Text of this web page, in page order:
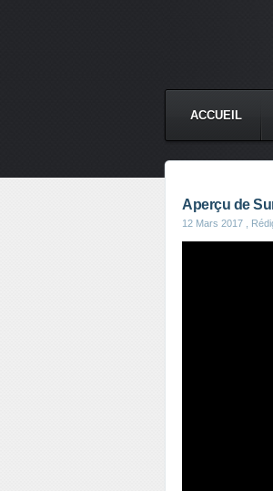
ACCUEIL
Aperçu de
12 Mars 2017 ,